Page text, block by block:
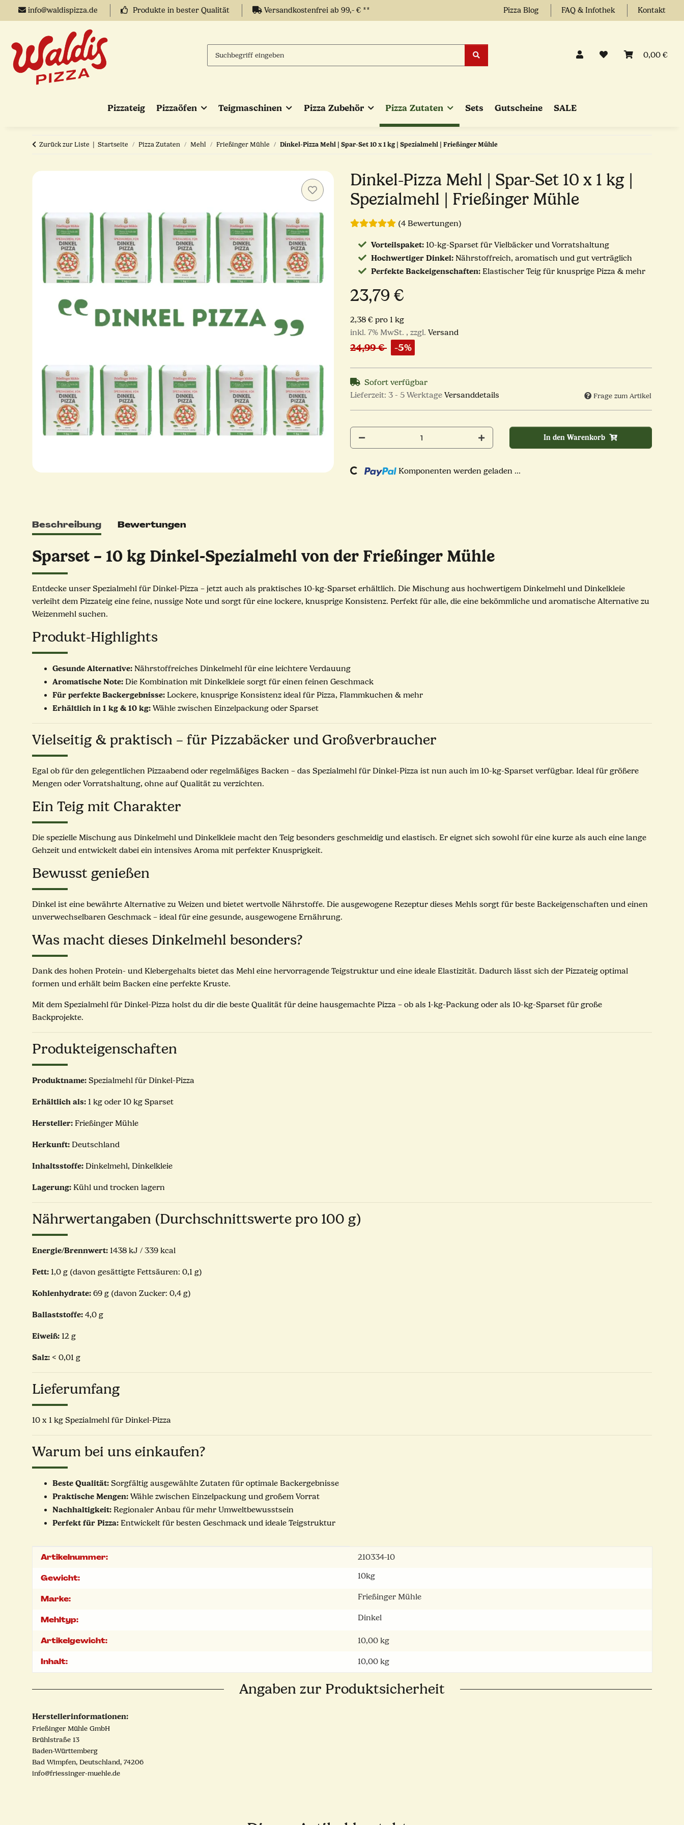
info@waldispizza.de Produkte in bester Qualität Versandkostenfrei ab 99,- € ** Pizza Blog FAQ & Infothek Kontakt
0,00 €
Pizzateig Pizzaöfen Teigmaschinen Pizza Zubehör Pizza Zutaten Sets Gutscheine SALE
Zurück zur Liste Startseite Pizza Zutaten Mehl Frießinger Mühle Dinkel-Pizza Mehl | Spar-Set 10 x 1 kg | Spezialmehl | Frießinger Mühle
Dinkel-Pizza Mehl | Spar-Set 10 x 1 kg |
Spezialmehl | Frießinger Mühle
(4 Bewertungen)
Vorteilspaket:10-kg-Sparset für Vielbäcker und Vorratshaltung
Hochwertiger Dinkel:Nährstoffreich, aromatisch und gut verträglich
Perfekte Backeigenschaften:Elastischer Teig für knusprige Pizza & mehr
23,79 €
2,38 € pro 1 kg
inkl. 7% MwSt. , zzgl. Versand
24,99 € -5%
Sofort verfügbar
Lieferzeit: 3 - 5 Werktage Versanddetails Frage zum Artikel
In den Warenkorb
Loading... Komponenten werden geladen ...
Beschreibung Bewertungen
Sparset – 10 kg Dinkel-Spezialmehl von der Frießinger Mühle
Entdecke unser Spezialmehl für Dinkel-Pizza – jetzt auch als praktisches 10-kg-Sparset erhältlich. Die Mischung aus hochwertigem Dinkelmehl und Dinkelkleie
verleiht dem Pizzateig eine feine, nussige Note und sorgt für eine lockere, knusprige Konsistenz. Perfekt für alle, die eine bekömmliche und aromatische Alternative zu
Weizenmehl suchen.
Produkt-Highlights
Gesunde Alternative: Nährstoffreiches Dinkelmehl für eine leichtere Verdauung
Aromatische Note: Die Kombination mit Dinkelkleie sorgt für einen feinen Geschmack
Für perfekte Backergebnisse: Lockere, knusprige Konsistenz ideal für Pizza, Flammkuchen & mehr
Erhältlich in 1 kg & 10 kg: Wähle zwischen Einzelpackung oder Sparset
Vielseitig & praktisch – für Pizzabäcker und Großverbraucher
Egal ob für den gelegentlichen Pizzaabend oder regelmäßiges Backen – das Spezialmehl für Dinkel-Pizza ist nun auch im 10-kg-Sparset verfügbar. Ideal für größere
Mengen oder Vorratshaltung, ohne auf Qualität zu verzichten.
Ein Teig mit Charakter
Die spezielle Mischung aus Dinkelmehl und Dinkelkleie macht den Teig besonders geschmeidig und elastisch. Er eignet sich sowohl für eine kurze als auch eine lange
Gehzeit und entwickelt dabei ein intensives Aroma mit perfekter Knusprigkeit.
Bewusst genießen
Dinkel ist eine bewährte Alternative zu Weizen und bietet wertvolle Nährstoffe. Die ausgewogene Rezeptur dieses Mehls sorgt für beste Backeigenschaften und einen
unverwechselbaren Geschmack – ideal für eine gesunde, ausgewogene Ernährung.
Was macht dieses Dinkelmehl besonders?
Dank des hohen Protein- und Klebergehalts bietet das Mehl eine hervorragende Teigstruktur und eine ideale Elastizität. Dadurch lässt sich der Pizzateig optimal
formen und erhält beim Backen eine perfekte Kruste.
Mit dem Spezialmehl für Dinkel-Pizza holst du dir die beste Qualität für deine hausgemachte Pizza – ob als 1-kg-Packung oder als 10-kg-Sparset für große
Backprojekte.
Produkteigenschaften
Produktname: Spezialmehl für Dinkel-Pizza
Erhältlich als: 1 kg oder 10 kg Sparset
Hersteller: Frießinger Mühle
Herkunft: Deutschland
Inhaltsstoffe: Dinkelmehl, Dinkelkleie
Lagerung: Kühl und trocken lagern
Nährwertangaben (Durchschnittswerte pro 100 g)
Energie/Brennwert: 1438 kJ / 339 kcal
Fett: 1,0 g (davon gesättigte Fettsäuren: 0,1 g)
Kohlenhydrate: 69 g (davon Zucker: 0,4 g)
Ballaststoffe: 4,0 g
Eiweiß: 12 g
Salz: < 0,01 g
Lieferumfang
10 x 1 kg Spezialmehl für Dinkel-Pizza
Warum bei uns einkaufen?
Beste Qualität: Sorgfältig ausgewählte Zutaten für optimale Backergebnisse
Praktische Mengen: Wähle zwischen Einzelpackung und großem Vorrat
Nachhaltigkeit: Regionaler Anbau für mehr Umweltbewusstsein
Perfekt für Pizza: Entwickelt für besten Geschmack und ideale Teigstruktur
Produkteigenschaft
Wert
Artikelnummer: 210334-10
Gewicht: 10kg
Marke: Frießinger Mühle
Mehltyp: Dinkel
Artikelgewicht: 10,00 kg
Inhalt: 10,00 kg
Angaben zur Produktsicherheit
Herstellerinformationen:
Frießinger Mühle GmbH
Brühlstraße 13
Baden-Württemberg
Bad Wimpfen, Deutschland, 74206
info@friessinger-muehle.de